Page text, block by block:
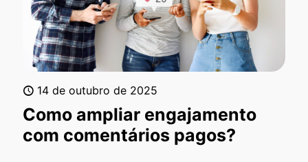
14 de outubro de 2025
Como ampliar engajamento
com comentários pagos?